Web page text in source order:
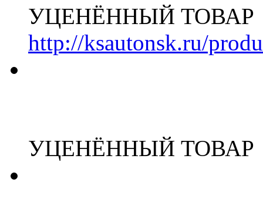
УЦЕНЁННЫЙ ТОВАР
http://ksautonsk.ru/
УЦЕНЁННЫЙ ТОВАР